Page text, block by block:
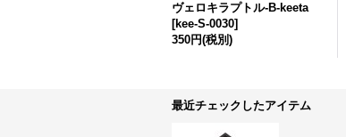
ヴェロキラプトル-B-keeta
[kee-S-0030]
350円(税別)
最近チェックしたアイテム